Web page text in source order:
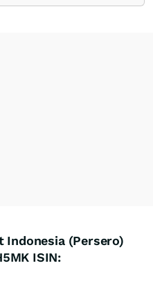
Indonesia (Persero)
ISIN: